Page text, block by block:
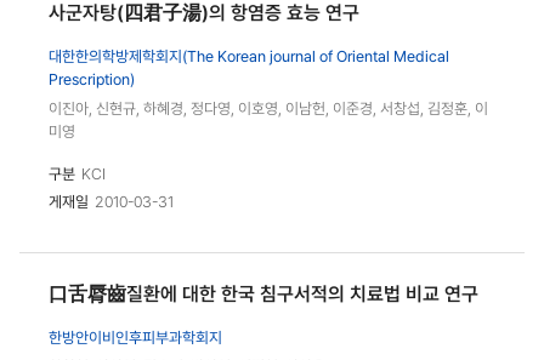
사군자탕(四君子湯)의 항염증 효능 연구
대한한의학방제학회지(The Korean journal of Oriental Medical
Prescription)
이진아, 신현규, 하혜경, 정다영, 이호영, 이남헌, 이준경, 서창섭, 김정훈, 이
미영
구분 KCI
게재일 2010-03-31
口舌脣齒질환에 대한 한국 침구서적의 치료법 비교 연구
한방안이비인후피부과학회지